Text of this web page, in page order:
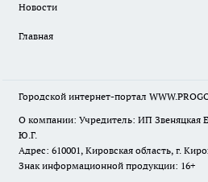
Новости
Главная
Городской интернет-портал
О компании: Учредитель: ИП Звеняцкая
Ю.Г.
Адрес: 610001, Кировская область, г.
Знак информационной продукции: 16+